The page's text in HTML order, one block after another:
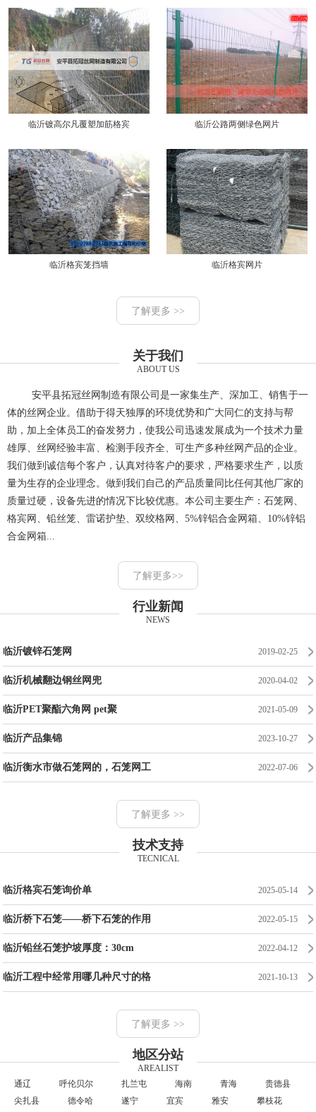
临沂镀高尔凡覆塑加筋格宾 临沂公路两侧绿色网片
临沂格宾笼挡墙 临沂格宾网片
了解更多 >>
关于我们
ABOUT US
安平县拓冠丝网制造有限公司是一家集生产、深加工、销售于一
体的丝网企业。借助于得天独厚的环境优势和广大同仁的支持与帮
助，加上全体员工的奋发努力，使我公司迅速发展成为一个技术力量
雄厚、丝网经验丰富、检测手段齐全、可生产多种丝网产品的企业。
我们做到诚信每个客户，认真对待客户的要求，严格要求生产，以质
量为生存的企业理念。做到我们自己的产品质量同比任何其他厂家的
质量过硬，设备先进的情况下比较优惠。本公司主要生产：石笼网、
格宾网、铅丝笼、雷诺护垫、双绞格网、5%锌铝合金网箱、10%锌铝
合金网箱...
了解更多>>
行业新闻
NEWS
临沂镀锌石笼网 2019-02-25
临沂机械翻边钢丝网兜 2020-04-02
临沂PET聚酯六角网 pet聚 2021-05-09
临沂产品集锦 2023-10-27
临沂衡水市做石笼网的，石笼网工 2022-07-06
了解更多 >>
技术支持
TECNICAL
临沂格宾石笼询价单 2025-05-14
临沂桥下石笼——桥下石笼的作用 2022-05-15
临沂铅丝石笼护坡厚度：30cm 2022-04-12
临沂工程中经常用哪几种尺寸的格 2021-10-13
了解更多 >>
地区分站
AREALIST
通辽
呼伦贝尔 扎兰屯 海南 青海
贵德县
尖扎县
德令哈 遂宁 宜宾 雅安 攀枝花